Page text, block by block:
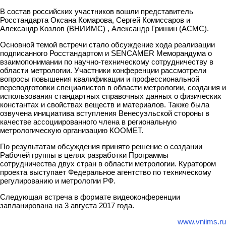
В состав российских участников вошли представитель
Росстандарта Оксана Комарова, Сергей Комиссаров и
Александр Козлов (ВНИИМС) , Александр Гришин (АСМС).
Основной темой встречи стало обсуждение хода реализации
подписанного Росстандартом и SENCAMER Меморандума о
взаимопонимании по научно-техническому сотрудничеству в
области метрологии. Участники конференции рассмотрели
вопросы повышения квалификации и профессиональной
переподготовки специалистов в области метрологии, создания и
использования стандартных справочных данных о физических
константах и свойствах веществ и материалов. Также была
озвучена инициатива вступления Венесуэльской стороны в
качестве ассоциированного члена в региональную
метрологическую организацию КООМЕТ.
По результатам обсуждения принято решение о создании
Рабочей группы в целях разработки Программы
сотрудничества двух стран в области метрологии. Куратором
проекта выступает Федеральное агентство по техническому
регулированию и метрологии РФ.
Следующая встреча в формате видеоконференции
запланирована на 3 августа 2017 года.
www.vniims.ru